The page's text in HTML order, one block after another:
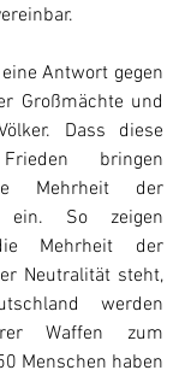
Antwort gegen
Großmächte und
Dass diese
Frieden bringen
Mehrheit der
ein. So zeigen
Mehrheit der
Neutralität steht,
werden
Waffen zum
Menschen haben